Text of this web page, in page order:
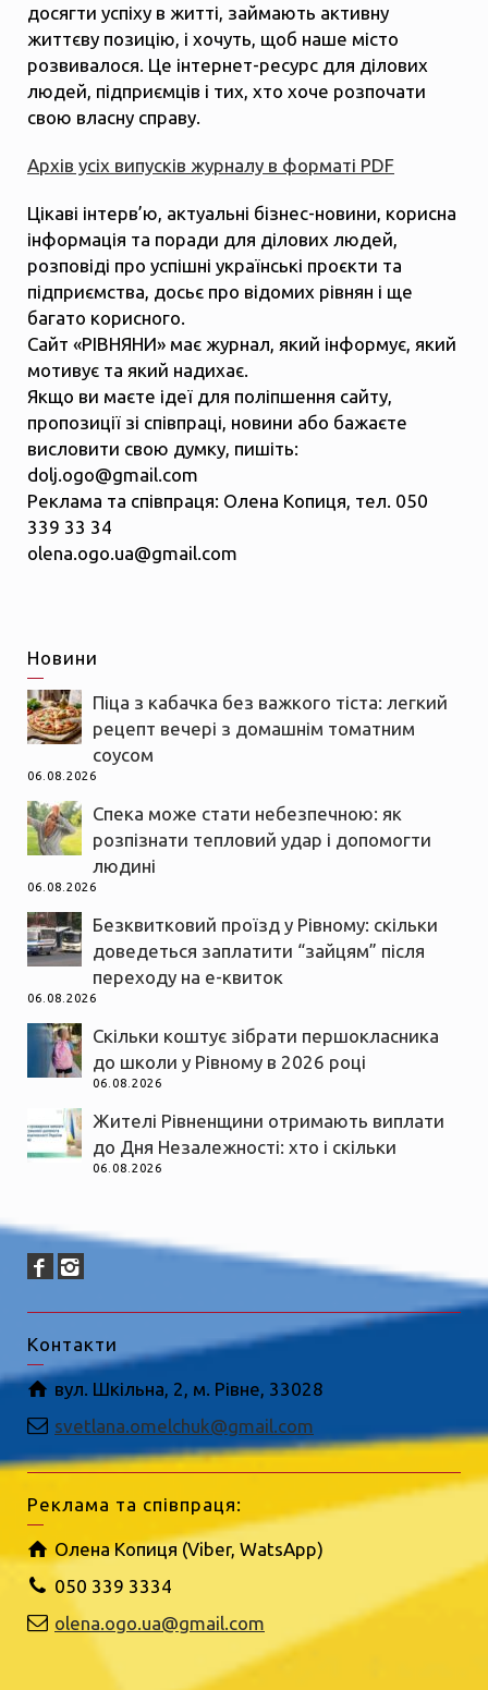
досягти успіху в житті, займають активну
життєву позицію, і хочуть, щоб наше місто
розвивалося. Це інтернет-ресурс для ділових
людей, підприємців і тих, хто хоче розпочати
свою власну справу.
Архів усіх випусків журналу в форматі PDF
Цікаві інтерв’ю, актуальні бізнес-новини, корисна
інформація та поради для ділових людей,
розповіді про успішні українські проєкти та
підприємства, досьє про відомих рівнян і ще
багато корисного.
Сайт «РІВНЯНИ» має журнал, який інформує, який
мотивує та який надихає.
Якщо ви маєте ідеї для поліпшення сайту,
пропозиції зі співпраці, новини або бажаєте
висловити свою думку, пишіть:
dolj.ogo@gmail.com
Реклама та співпраця: Олена Копиця, тел. 050
339 33 34
olena.ogo.ua@gmail.com
Новини
Піца з кабачка без важкого тіста: легкий
рецепт вечері з домашнім томатним
соусом
06.08.2026
Спека може стати небезпечною: як
розпізнати тепловий удар і допомогти
людині
06.08.2026
Безквитковий проїзд у Рівному: скільки
доведеться заплатити “зайцям” після
переходу на е-квиток
06.08.2026
Скільки коштує зібрати першокласника
до школи у Рівному в 2026 році
06.08.2026
Жителі Рівненщини отримають виплати
до Дня Незалежності: хто і скільки
06.08.2026
Контакти
вул. Шкільна, 2, м. Рівне, 33028
svetlana.omelchuk@gmail.com
Реклама та співпраця:
Олена Копиця (Viber, WatsApp)
050 339 3334
olena.ogo.ua@gmail.com